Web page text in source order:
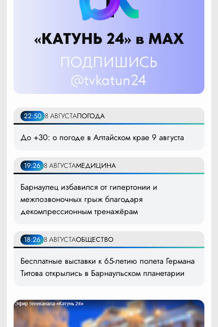
22:50 8 АВГУСТАПОГОДА
До +30: о погоде в Алтайском крае 9 августа
19:26 8 АВГУСТАМЕДИЦИНА
Барнаулец избавился от гипертонии и
межпозвоночных грыж благодаря
декомпрессионным тренажёрам
18:26 8 АВГУСТАОБЩЕСТВО
Бесплатные выставки к 65-летию полета Германа
Титова открылись в Барнаульском планетарии